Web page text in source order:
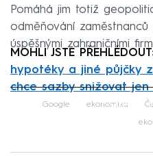
Pomáhá jim totiž
odměňování
úspěšnými zahraničními
MOHLI JSTE PŘEHLÉDOUT:
hypotéky a jiné půjčky
chce sazby snižovat
Failed
Google ekonomika